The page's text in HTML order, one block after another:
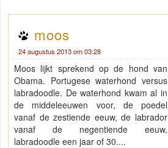
moos
24 augustus 2013 om 03:28
Moos lijkt sprekend op de hond van
Obama. Portugese waterhond versus
labradoodle. De waterhond kwam al in
de middeleeuwen voor, de poedel
vanaf de zestiende eeuw, de labrador
vanaf de negentiende eeuw,
labradoodle een jaar of 30....